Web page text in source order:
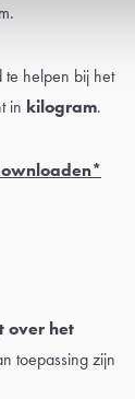
te helpen bij het
in kilogram.
over het
toepassing zijn